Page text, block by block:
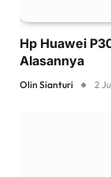
Hp Huawei
Alasannya
Olin Sianturi 2